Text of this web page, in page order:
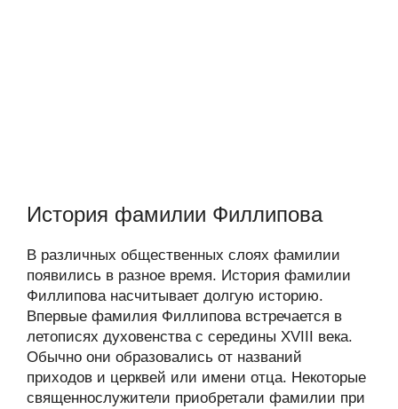
История фамилии Филлипова
В различных общественных слоях фамилии
появились в разное время. История фамилии
Филлипова насчитывает долгую историю.
Впервые фамилия Филлипова встречается в
летописях духовенства с середины XVIII века.
Обычно они образовались от названий
приходов и церквей или имени отца. Некоторые
священнослужители приобретали фамилии при